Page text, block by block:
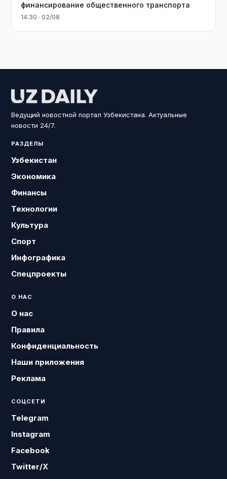
финансирование общественного транспорта
14:30 · 02/08
Ведущий новостной портал Узбекистана. Актуальные
новости 24/7.
РАЗДЕЛЫ
Узбекистан
Экономика
Финансы
Технологии
Культура
Спорт
Инфографика
Спецпроекты
О НАС
О нас
Правила
Конфиденциальность
Наши приложения
Реклама
СОЦСЕТИ
Telegram
Instagram
Facebook
Twitter/X